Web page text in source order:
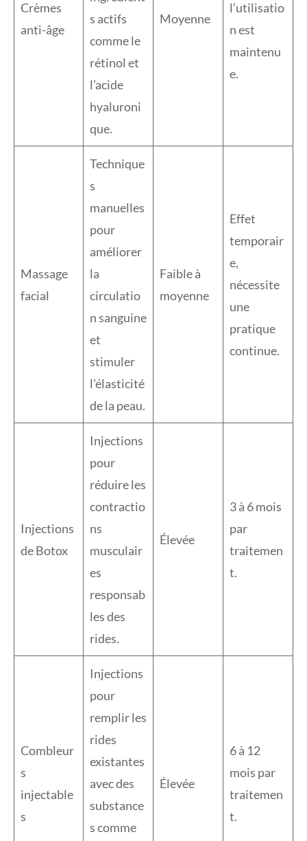
Crèmes
anti-âge
s actifs
comme le
rétinol et
l’acide
hyaluroni
que.
Moyenne
l’utilisatio
n est
maintenu
e.
Massage
facial
Technique
s
manuelles
pour
améliorer
la
circulatio
n sanguine
et
stimuler
l’élasticité
de la peau.
Faible à
moyenne
Effet
temporair
e,
nécessite
une
pratique
continue.
Injections
de Botox
Injections
pour
réduire les
contractio
ns
musculair
es
responsab
les des
rides.
Élevée
3 à 6 mois
par
traitemen
t.
Combleur
s
injectable
s
Injections
pour
remplir les
rides
existantes
avec des
substance
s comme
Élevée
6 à 12
mois par
traitemen
t.